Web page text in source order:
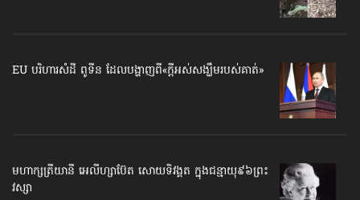
EU បរិហារសំដី ពូទីន ដែល​បង្ហាញពី​«ក្ដី​អស់សង្ឃឹម​របស់គាត់»
មហាក្សត្រីយានី អេលីហ្សាប៊ែត សោយ​ទិវង្គត ក្នុងជន្មាយុ​៩៦ព្រះ
វស្សា